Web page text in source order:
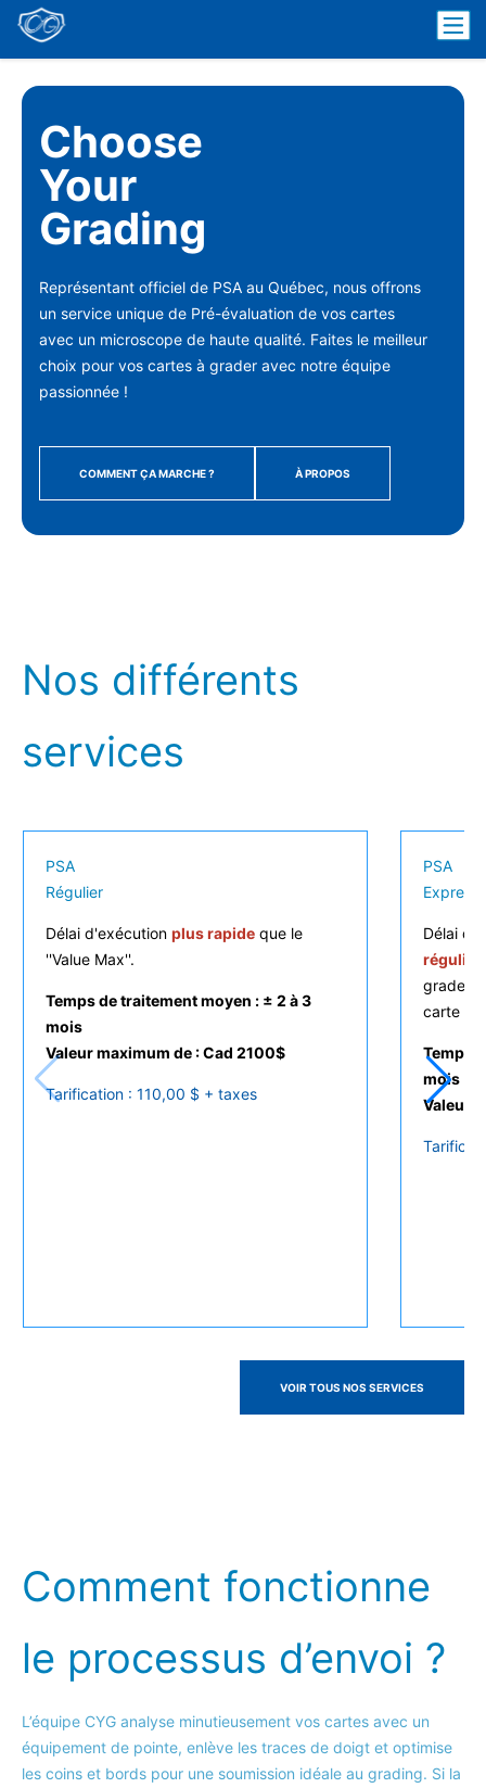
Choose
Your
Grading
Représentant officiel de PSA au Québec, nous offrons
un service unique de Pré-évaluation de vos cartes
avec un microscope de haute qualité. Faites le meilleur
choix pour vos cartes à grader avec notre équipe
passionnée !
Comment ça marche ? À propos
Nos différents
services
PSA
Régulier
Délai d'exécution plus rapide que le
''Value Max''.
Temps de traitement moyen : ± 2 à 3
mois
Valeur maximum de : Cad 2100$
Tarification : 110,00 $ + taxes
PSA
Express
Délai
régulier
grades
carte et
Temps
mois
Valeur
Voir tous nos services
Comment fonctionne
le processus d’envoi ?
L’équipe CYG analyse minutieusement vos cartes avec un
équipement de pointe, enlève les traces de doigt et optimise
les coins et bords pour une soumission idéale au grading. Si la